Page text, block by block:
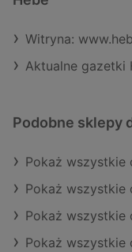
Witryna:
Aktualne gazetki
Podobne sklepy
Pokaż wszystkie
Pokaż
Pokaż wszystkie
Pokaż wszystkie